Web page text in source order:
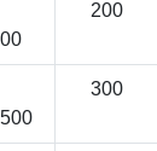
200
300